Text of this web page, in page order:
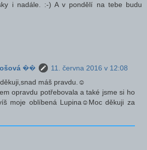
i nadále. :-) A v pondělí na tebe budu
��
11. června 2016 v 12:08
máš pravdu.☺
opravdu potřebovala a také jsme si ho
moje oblíbená Lupina☺Moc děkuji za